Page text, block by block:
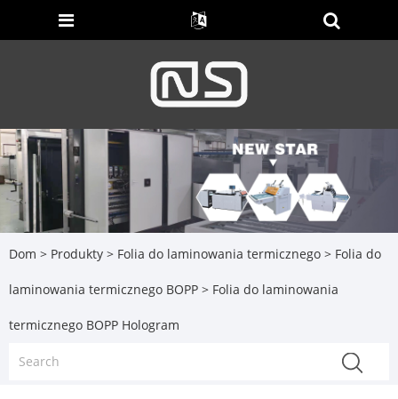
Dom > Produkty > Folia do laminowania termicznego > Folia do
laminowania termicznego BOPP > Folia do laminowania
termicznego BOPP Hologram